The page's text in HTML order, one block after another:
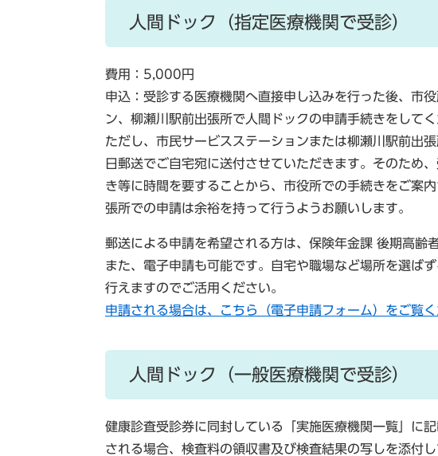
人間ドック（指定医療機関で受診）
費用：5,000円
申込：受診する医療機関へ直接申し込みを行った後、市
ン、柳瀬川駅前出張所で人間ドックの申請手続きをしてく
ただし、市民サービスステーションまたは柳瀬川駅前出
日郵送でご自宅宛に送付させていただきます。そのため
き等に時間を要することから、市役所での手続きをご案
張所での申請は余裕を持って行うようお願いします。
郵送による申請を希望される方は、保険年金課 後期高齢
また、電子申請も可能です。自宅や職場など場所を選ば
行えますのでご活用ください。
申請される場合は、こちら（電子申請フォーム）をご覧く
人間ドック（一般医療機関で受診）
健康診査受診券に同封している「実施医療機関一覧」に
される場合、検査料の領収書及び検査結果の写しを添付